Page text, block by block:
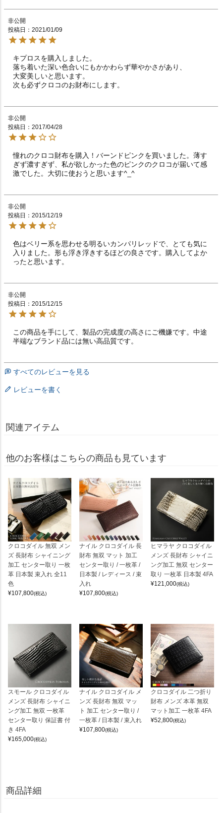
非公開
投稿日
2021/01/09
キプロスを購入しました。
落ち着いた深い色合いにもかかわらず華やかさがあり、
大変美しいと思います。
次も必ずクロコのお財布にします。
非公開
投稿日
2017/04/28
憧れのクロコ財布を購入！バーンドピンクを買いました。薄す
ぎず濃すぎず、私が欲しかった色のピンクのクロコが届いて感
激でした。大切に使おうと思います^_^
非公開
投稿日
2015/12/19
色はベリー系を思わせる明るいカンパリレッドで、とても気に
入りました。形も浮き浮きするほどの良さです。購入してよか
ったと思います。
非公開
投稿日
2015/12/15
この商品を手にして、製品の完成度の高さにご機嫌です。中途
半端なブランド品には無い高品質です。
すべてのレビューを見る
レビューを書く
関連アイテム
他のお客様はこちらの商品も見ています
クロコダイル 無双 メン
ズ 長財布 シャイニング
加工 センター取り 一枚
革 日本製 束入れ 全11
色
¥107,800(税込)
ナイル クロコダイル 長
財布 無双 マット 加工
センター取り / 一枚革 /
日本製 / レディース / 束
入れ
¥107,800(税込)
ヒマラヤ クロコダイル
メンズ 長財布 シャイニ
ング加工 無双 センター
取り 一枚革 日本製 4FA
¥121,000(税込)
スモール クロコダイル
メンズ 長財布 シャイニ
ング加工 無双 一枚革
センター取り 保証書 付
き 4FA
¥165,000(税込)
ナイル クロコダイル メ
ンズ 長財布 無双 マッ
ト 加工 センター取り /
一枚革 / 日本製 / 束入れ
¥107,800(税込)
クロコダイル 二つ折り
財布 メンズ 本革 無双
マット加工 一枚革 4FA
¥52,800(税込)
商品詳細